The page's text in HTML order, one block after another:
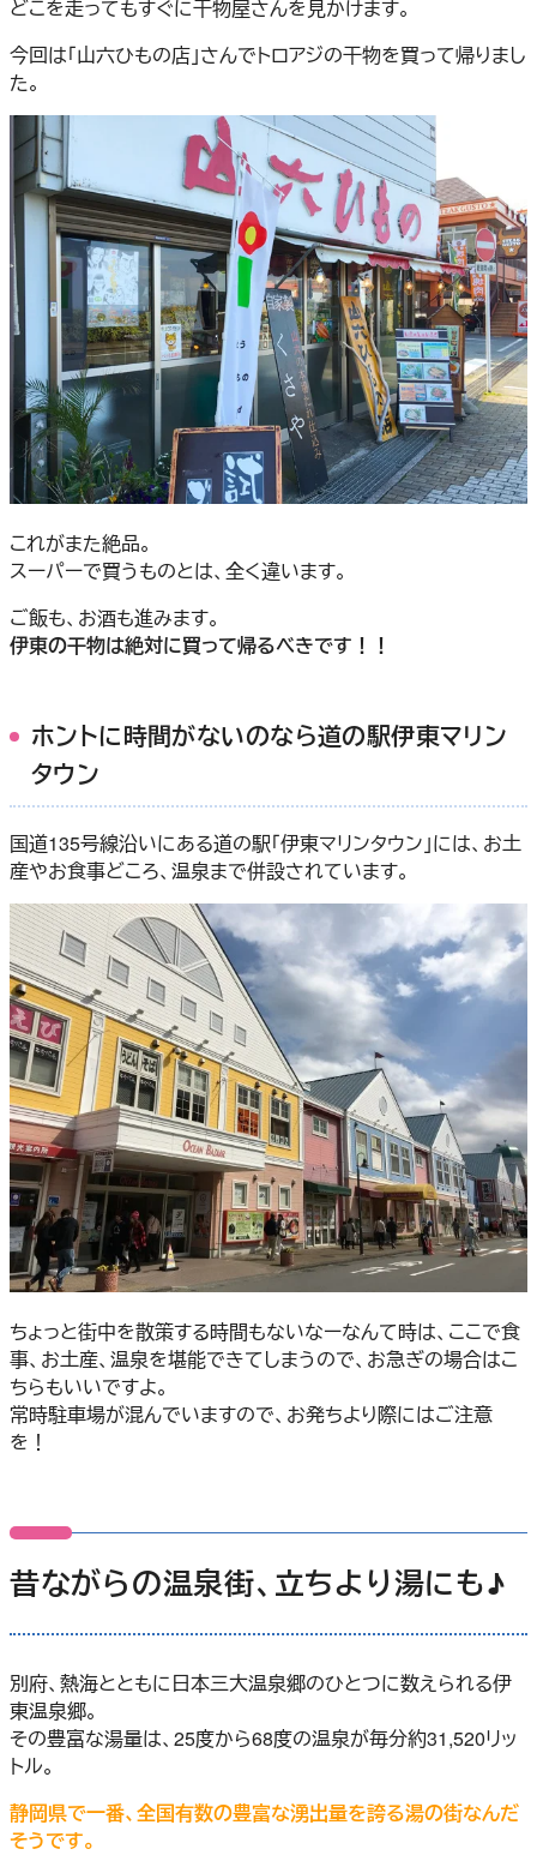
どこを走ってもすぐに干物屋さんを見かけます。
今回は「山六ひもの店」さんでトロアジの干物を買って帰りまし
た。
これがまた絶品。
スーパーで買うものとは、全く違います。
ご飯も、お酒も進みます。
伊東の干物は絶対に買って帰るべきです！！
ホントに時間がないのなら道の駅伊東マリン
タウン
国道135号線沿いにある道の駅「伊東マリンタウン」には、お土
産やお食事どころ、温泉まで併設されています。
ちょっと街中を散策する時間もないなーなんて時は、ここで食
事、お土産、温泉を堪能できてしまうので、お急ぎの場合はこ
ちらもいいですよ。
常時駐車場が混んでいますので、お発ちより際にはご注意
を！
昔ながらの温泉街、立ちより湯にも♪
別府、熱海とともに日本三大温泉郷のひとつに数えられる伊
東温泉郷。
その豊富な湯量は、25度から68度の温泉が毎分約31,520リッ
トル。
静岡県で一番、全国有数の豊富な湧出量を誇る湯の街なんだ
そうです。